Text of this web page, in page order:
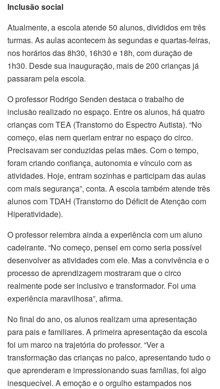
Inclusão social
Atualmente, a escola atende 50 alunos, divididos em três
turmas. As aulas acontecem às segundas e quartas-feiras,
nos horários das 8h30, 16h30 e 18h, com duração de
1h30. Desde sua inauguração, mais de 200 crianças já
passaram pela escola.
O professor Rodrigo Senden destaca o trabalho de
inclusão realizado no espaço. Entre os alunos, há quatro
crianças com TEA (Transtorno do Espectro Autista). “No
começo, elas nem queriam entrar no espaço do circo.
Precisavam ser conduzidas pelas mães. Com o tempo,
foram criando confiança, autonomia e vínculo com as
atividades. Hoje, entram sozinhas e participam das aulas
com mais segurança”, conta. A escola também atende três
alunos com TDAH (Transtorno do Déficit de Atenção com
Hiperatividade).
O professor relembra ainda a experiência com um aluno
cadeirante. “No começo, pensei em como seria possível
desenvolver as atividades com ele. Mas a convivência e o
processo de aprendizagem mostraram que o circo
realmente pode ser inclusivo e transformador. Foi uma
experiência maravilhosa”, afirma.
No final do ano, os alunos realizam uma apresentação
para pais e familiares. A primeira apresentação da escola
foi um marco na trajetória do professor. “Ver a
transformação das crianças no palco, apresentando tudo o
que aprenderam e impressionando suas famílias, foi algo
inesquecível. A emoção e o orgulho estampados nos